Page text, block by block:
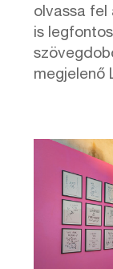
olvassa fel
is
megjelenő